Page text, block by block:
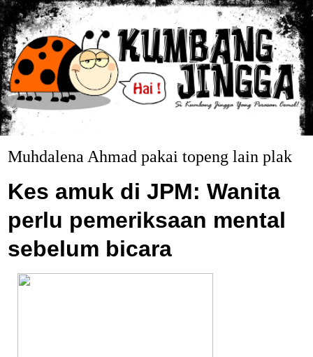
Muhdalena Ahmad pakai topeng lain plak
Kes amuk di JPM: Wanita
perlu pemeriksaan mental
sebelum bicara